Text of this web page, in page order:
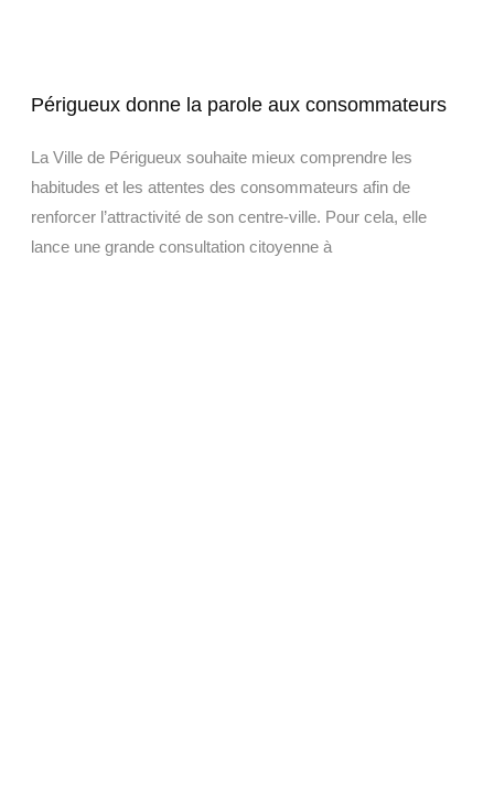
Périgueux donne la parole aux consommateurs
La Ville de Périgueux souhaite mieux comprendre les
habitudes et les attentes des consommateurs afin de
renforcer l’attractivité de son centre-ville. Pour cela, elle
lance une grande consultation citoyenne à